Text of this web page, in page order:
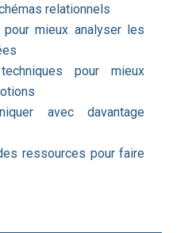
relationnels
mieux analyser les
pour mieux
avec davantage
ressources pour faire